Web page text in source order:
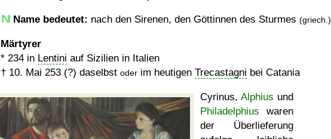
Name bedeutet: nach den Sirenen, den Göttinnen des Sturmes (griech.)
Märtyrer
* 234 in Lentini auf Sizilien in Italien
† 10. Mai 253 (?) daselbst oder im heutigen Trecastagni bei Catania
Cyrinus, Alphius und
Philadelphius waren
der Überlieferung